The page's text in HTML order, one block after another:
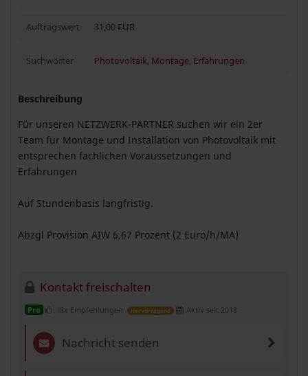
Auftragswert 31,00 EUR
Suchwörter Photovoltaik, Montage, Erfahrungen
Beschreibung
Für unseren NETZWERK-PARTNER suchen wir ein 2er
Team für Montage und Installation von Photovoltaik mit
entsprechen fachlichen Voraussetzungen und
Erfahrungen
Auf Stundenbasis langfristig.
Abzgl Provision AIW 6,67 Prozent (2 Euro/h/MA)
Kontakt freischalten
Pro 18x Empfehlungen Hervorragend Aktiv seit 2018
Nachricht senden